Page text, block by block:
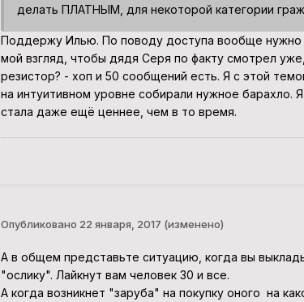
делать ПЛАТНЫМ, для некоторой категории
Поддержу Илью. По поводу доступа вообще нужно
мой взгляд, чтобы дядя Серя по факту смотрел
резистор? - хоп и 50 сообщений есть. Я с этой
на интуитивном уровне собирали нужное барахло.
стала даже ещё ценнее, чем в то время.
Опубликовано 22 января, 2017 (изменено)
А в общем представьте ситуацию, когда вы
"ослику". Лайкнут вам человек 30 и все.
А когда возникнет "заруба" на покупку оного на